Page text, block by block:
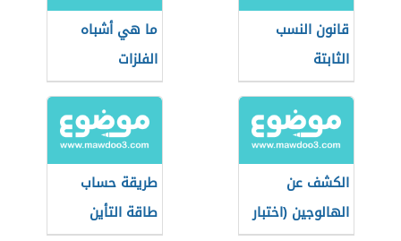
قانون النسب
الثابتة
ما هي أشباه
الفلزات
الكشف عن
الهالوجين (اختبار
طريقة حساب
طاقة التأين